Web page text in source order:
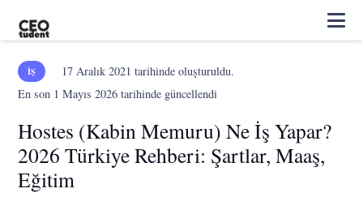
İŞ 17 Aralık 2021 tarihinde oluşturuldu.
En son 1 Mayıs 2026 tarihinde güncellendi
Hostes (Kabin Memuru) Ne İş Yapar?
2026 Türkiye Rehberi: Şartlar, Maaş,
Eğitim